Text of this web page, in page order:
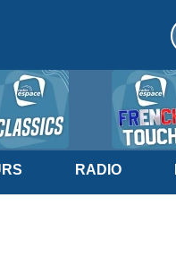
RADIO